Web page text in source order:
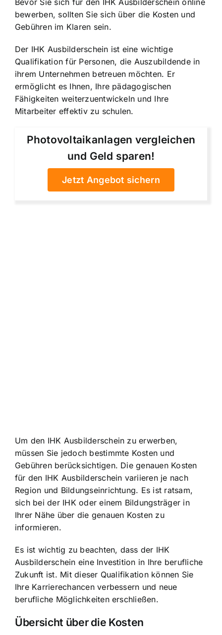
Bevor Sie sich für den IHK Ausbilderschein online
bewerben, sollten Sie sich über die Kosten und
Gebühren im Klaren sein.
Der IHK Ausbilderschein ist eine wichtige
Qualifikation für Personen, die Auszubildende in
ihrem Unternehmen betreuen möchten. Er
ermöglicht es Ihnen, Ihre pädagogischen
Fähigkeiten weiterzuentwickeln und Ihre
Mitarbeiter effektiv zu schulen.
Photovoltaikanlagen vergleichen
und Geld sparen!
Jetzt Angebot sichern
Um den IHK Ausbilderschein zu erwerben,
müssen Sie jedoch bestimmte Kosten und
Gebühren berücksichtigen. Die genauen Kosten
für den IHK Ausbilderschein variieren je nach
Region und Bildungseinrichtung. Es ist ratsam,
sich bei der IHK oder einem Bildungsträger in
Ihrer Nähe über die genauen Kosten zu
informieren.
Es ist wichtig zu beachten, dass der IHK
Ausbilderschein eine Investition in Ihre berufliche
Zukunft ist. Mit dieser Qualifikation können Sie
Ihre Karrierechancen verbessern und neue
berufliche Möglichkeiten erschließen.
Übersicht über die Kosten